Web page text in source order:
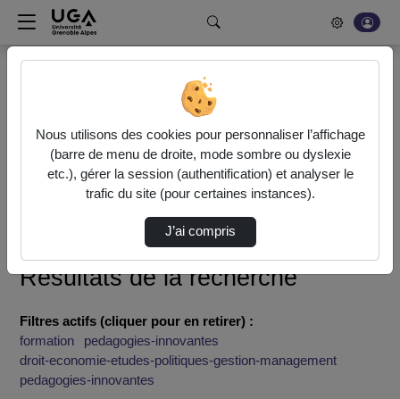
Rechercher un média sur POD
Bonjour, votre serveur vidéo a été mis à jour. Nous sommes
en train de finaliser son optimisation. Il se peut qu'il y ait
quelques coupures ponctuelles et des problèmes
d'encodage qui seront relancés dès que la maintenance
sera terminée.
Résultats de la recherche
Filtres actifs (cliquer pour en retirer) :
formation
pedagogies-innovantes
droit-economie-etudes-politiques-gestion-management
pedagogies-innovantes
Nous utilisons des cookies pour personnaliser l’affichage
(barre de menu de droite, mode sombre ou dyslexie
etc.), gérer la session (authentification) et analyser le
trafic du site (pour certaines instances).
J’ai compris